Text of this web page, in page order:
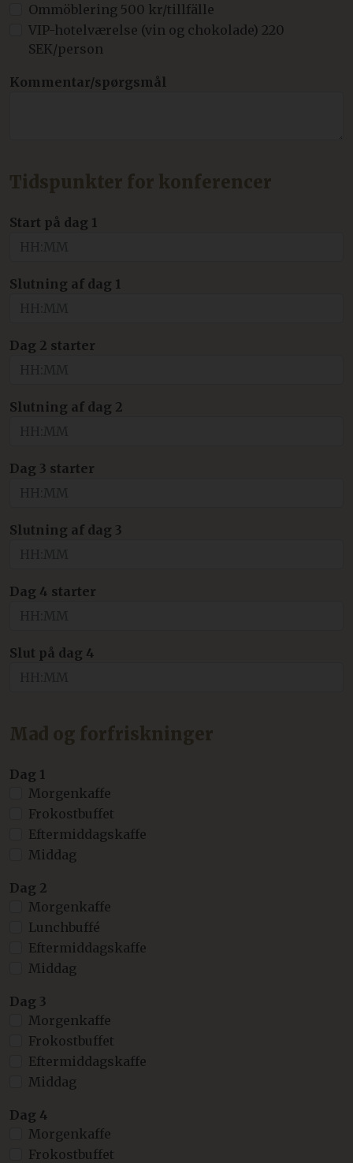
Ommöblering 500 kr/tillfälle
VIP-hotelværelse (vin og chokolade) 220
SEK/person
Kommentar/spørgsmål
Tidspunkter for konferencer
Start på dag 1
Slutning af dag 1
Dag 2 starter
Slutning af dag 2
Dag 3 starter
Slutning af dag 3
Dag 4 starter
Slut på dag 4
Mad og forfriskninger
Dag 1
Morgenkaffe
Frokostbuffet
Eftermiddagskaffe
Middag
Dag 2
Morgenkaffe
Lunchbuffé
Eftermiddagskaffe
Middag
Dag 3
Morgenkaffe
Frokostbuffet
Eftermiddagskaffe
Middag
Dag 4
Morgenkaffe
Frokostbuffet